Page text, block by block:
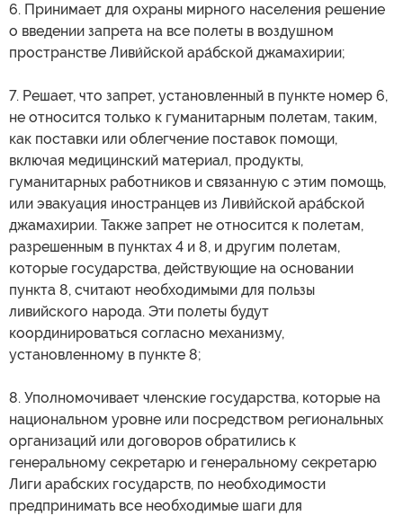
6. Принимает для охраны мирного населения решение
о введении запрета на все полеты в воздушном
пространстве Ливи́йской ара́бской джамахирии;
7. Решает, что запрет, установленный в пункте номер 6,
не относится только к гуманитарным полетам, таким,
как поставки или облегчение поставок помощи,
включая медицинский материал, продукты,
гуманитарных работников и связанную с этим помощь,
или эвакуация иностранцев из Ливи́йской ара́бской
джамахирии. Также запрет не относится к полетам,
разрешенным в пунктах 4 и 8, и другим полетам,
которые государства, действующие на основании
пункта 8, считают необходимыми для пользы
ливийского народа. Эти полеты будут
координироваться согласно механизму,
установленному в пункте 8;
8. Уполномочивает членские государства, которые на
национальном уровне или посредством региональных
организаций или договоров обратились к
генеральному секретарю и генеральному секретарю
Лиги арабских государств, по необходимости
предпринимать все необходимые шаги для